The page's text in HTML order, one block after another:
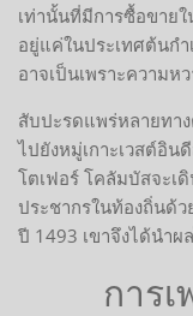
เท่านั้นที่มีการซื้อขาย
อยู่แค่ในประเทศต้นก
อาจเป็นเพราะความ
สับปะรดแพร่หลายทา
ไปยังหมู่เกาะเวสต์อิ
โตเฟอร์ โคลัมบัสจะเ
ประชากรในท้องถิ่นด้
ปี 1493 เขาจึงได้นำผ
การ